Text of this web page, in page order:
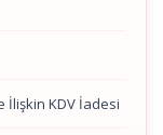
İlişkin KDV İadesi